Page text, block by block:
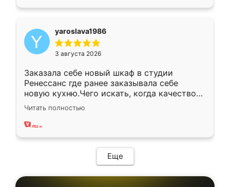
yaroslava1986
3 августа 2026
Заказала себе новый шкаф в студии
Ренессанс где ранее заказывала себе
новую кухню.Чего искать, когда качеством
вполне довольна. Служит кухня уже почти
два года, нареканий нет.
Читать полностью
Еще